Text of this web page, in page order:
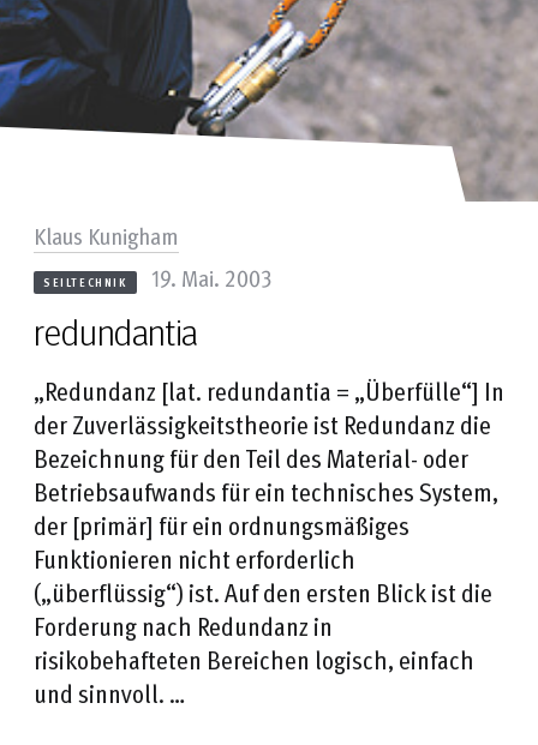
redundantia
SEILTECHNIK 19. Mai. 2003
Klaus Kunigham
„Redundanz [lat. redundantia = „Überfülle“] In
der Zuverlässigkeitstheorie ist Redundanz die
Bezeichnung für den Teil des Material- oder
Betriebsaufwands für ein technisches System,
der [primär] für ein ordnungsmäßiges
Funktionieren nicht erforderlich
(„überflüssig“) ist. Auf den ersten Blick ist die
Forderung nach Redundanz in
risikobehafteten Bereichen logisch, einfach
und sinnvoll. …